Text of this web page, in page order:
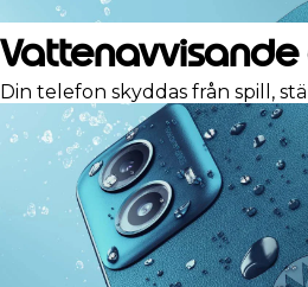
Vattenavvisande
Din telefon skyddas från spill,